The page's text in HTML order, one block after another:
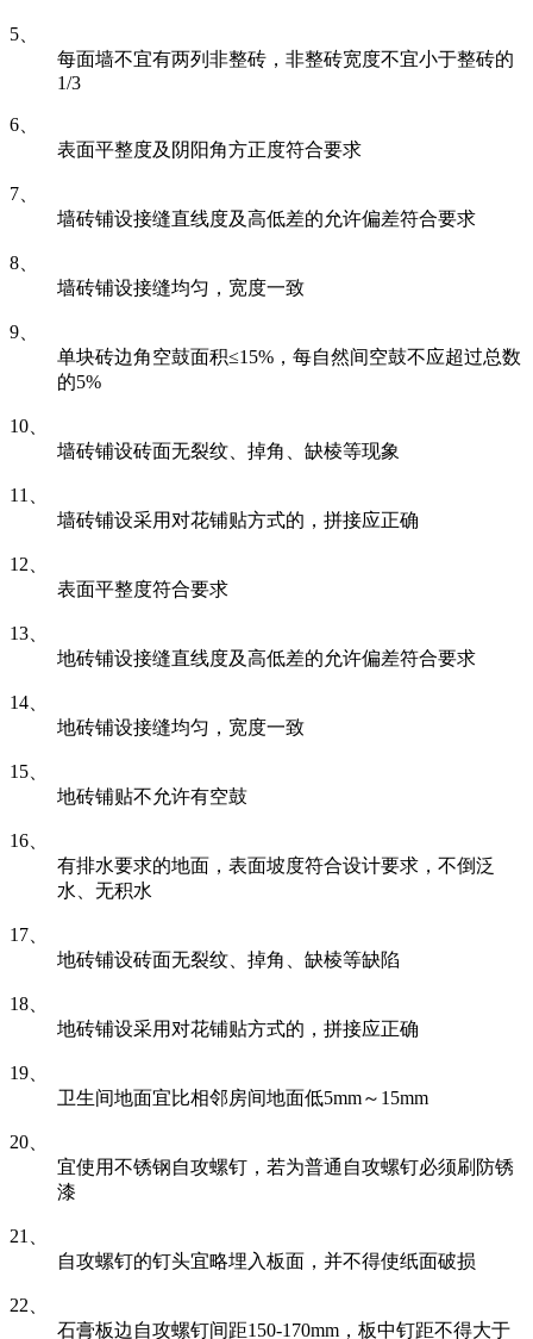
5、
每面墙不宜有两列非整砖，非整砖宽度不宜小于整砖的
1/3
6、
表面平整度及阴阳角方正度符合要求
7、
墙砖铺设接缝直线度及高低差的允许偏差符合要求
8、
墙砖铺设接缝均匀，宽度一致
9、
单块砖边角空鼓面积≤15%，每自然间空鼓不应超过总数
的5%
10、
墙砖铺设砖面无裂纹、掉角、缺棱等现象
11、
墙砖铺设采用对花铺贴方式的，拼接应正确
12、
表面平整度符合要求
13、
地砖铺设接缝直线度及高低差的允许偏差符合要求
14、
地砖铺设接缝均匀，宽度一致
15、
地砖铺贴不允许有空鼓
16、
有排水要求的地面，表面坡度符合设计要求，不倒泛
水、无积水
17、
地砖铺设砖面无裂纹、掉角、缺棱等缺陷
18、
地砖铺设采用对花铺贴方式的，拼接应正确
19、
卫生间地面宜比相邻房间地面低5mm～15mm
20、
宜使用不锈钢自攻螺钉，若为普通自攻螺钉必须刷防锈
漆
21、
自攻螺钉的钉头宜略埋入板面，并不得使纸面破损
22、
石膏板边自攻螺钉间距150-170mm，板中钉距不得大于